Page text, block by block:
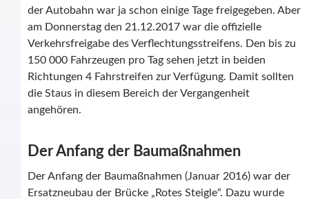
der Autobahn war ja schon einige Tage freigegeben. Aber
am Donnerstag den 21.12.2017 war die offizielle
Verkehrsfreigabe des Verflechtungsstreifens. Den bis zu
150 000 Fahrzeugen pro Tag sehen jetzt in beiden
Richtungen 4 Fahrstreifen zur Verfügung. Damit sollten
die Staus in diesem Bereich der Vergangenheit
angehören.
Der Anfang der Baumaßnahmen
Der Anfang der Baumaßnahmen (Januar 2016) war der
Ersatzneubau der Brücke „Rotes Steigle“. Dazu wurde